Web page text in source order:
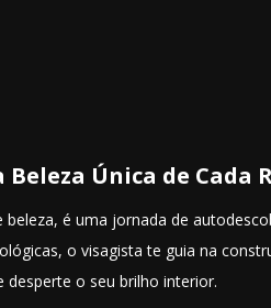
Única de Cada
é uma jornada de
o visagista te guia na
desperte o seu brilho interior.